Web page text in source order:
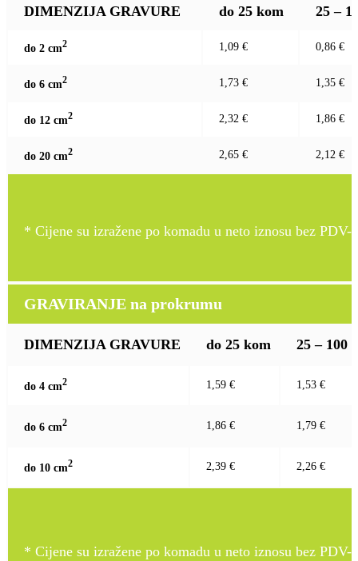
DIMENZIJA GRAVURE do 25 kom 25 –
do 2 cm2 1,09 € 0,86 €
do 6 cm2 1,73 € 1,35 €
do 12 cm2 2,32 € 1,86 €
do 20 cm2 2,65 € 2,12 €
* Cijene su izražene po komadu u neto iznosu bez PDV-
GRAVIRANJE na prokrumu
DIMENZIJA GRAVURE do 25 kom 25 – 100
do 4 cm2 1,59 € 1,53 €
do 6 cm2 1,86 € 1,79 €
do 10 cm2 2,39 € 2,26 €
* Cijene su izražene po komadu u neto iznosu bez PDV-